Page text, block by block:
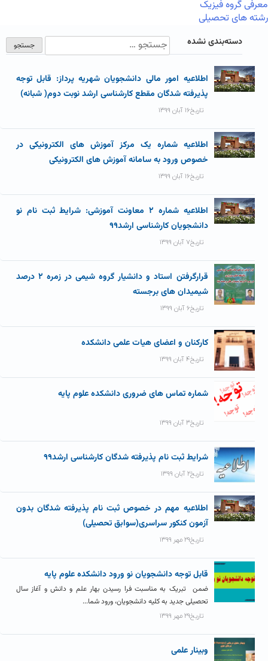
معرفی گروه فیزیک
رشته های تحصیلی
دسته‌بندی نشده
اطلاعیه امور مالی دانشجویان شهریه پرداز: قابل توجه
پذیرفته شدگان مقطع کارشناسی ارشد نوبت دوم( شبانه)
تاریخ۱۶ آبان ۱۳۹۹
اطلاعیه شماره یک مرکز آموزش های الکترونیکی در
خصوص ورود به سامانه آموزش های الکترونیکی
تاریخ۱۶ آبان ۱۳۹۹
اطلاعیه شماره ۲ معاونت آموزشی: شرایط ثبت نام نو
دانشجویان کارشناسی ارشد۹۹
تاریخ۷ آبان ۱۳۹۹
قرارگرفتن استاد و دانشیار گروه شیمی در زمره ۲ درصد
شیمیدان های برجسته
تاریخ۶ آبان ۱۳۹۹
کارکنان و اعضای هیات علمی دانشکده
تاریخ۴ آبان ۱۳۹۹
شماره تماس های ضروری دانشکده علوم پایه
تاریخ۳ آبان ۱۳۹۹
شرایط ثبت نام پذیرفته شدگان کارشناسی ارشد۹۹
تاریخ۲ آبان ۱۳۹۹
اطلاعیه مهم در خصوص ثبت نام پذیرفته شدگان بدون
آزمون کنکور سراسری(سوابق تحصیلی)
تاریخ۲۹ مهر ۱۳۹۹
قابل توجه دانشجویان نو ورود دانشکده علوم پایه
ضمن تبریک به مناسبت فرا رسیدن بهار علم و دانش و آغاز سال
تحصیلی جدید به کلیه دانشجویان، ورود شما...
تاریخ۲۹ مهر ۱۳۹۹
وبینار علمی